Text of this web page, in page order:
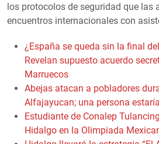
los protocolos de seguridad que las
encuentros internacionales con
¿España se queda sin la final
Revelan supuesto acuerdo
Marruecos
Abejas atacan a pobladores
Alfajayucan; una persona
Estudiante de Conalep
Hidalgo en la Olimpiada